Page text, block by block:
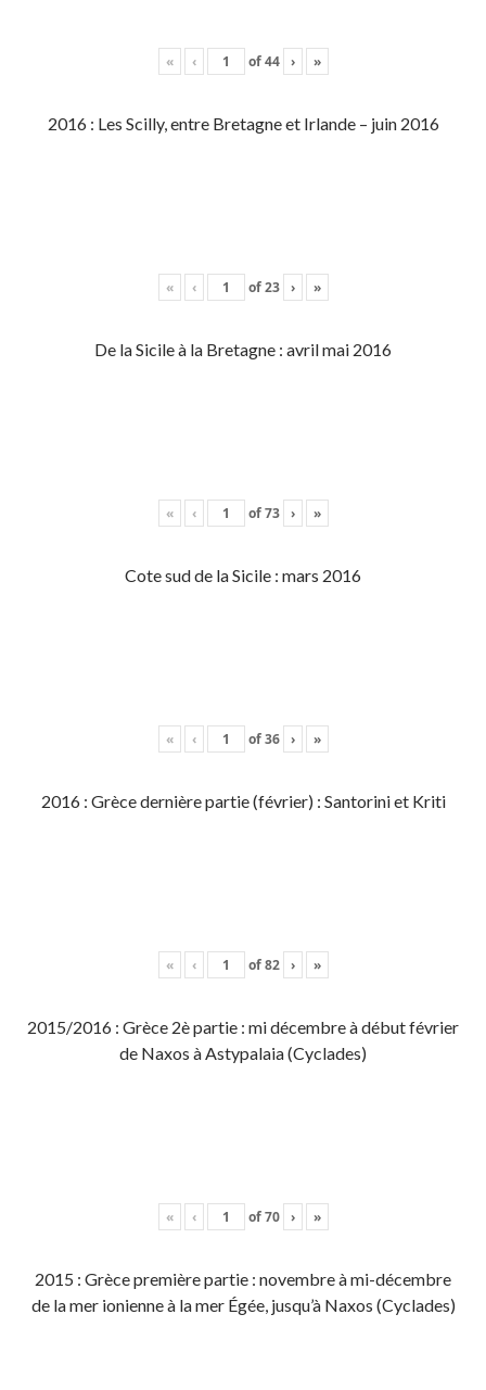
« ‹ of44 › »
2016 : Les Scilly, entre Bretagne et Irlande – juin 2016
« ‹ of23 › »
De la Sicile à la Bretagne : avril mai 2016
« ‹ of73 › »
Cote sud de la Sicile : mars 2016
« ‹ of36 › »
2016 : Grèce dernière partie (février) : Santorini et Kriti
« ‹ of82 › »
2015/2016 : Grèce 2è partie : mi décembre à début février
de Naxos à Astypalaia (Cyclades)
« ‹ of70 › »
2015 : Grèce première partie : novembre à mi-décembre
de la mer ionienne à la mer Égée, jusqu’à Naxos (Cyclades)